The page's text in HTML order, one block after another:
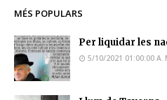
MÉS POPULARS
Per liquidar les
5/10/2021 01:00:00 A.